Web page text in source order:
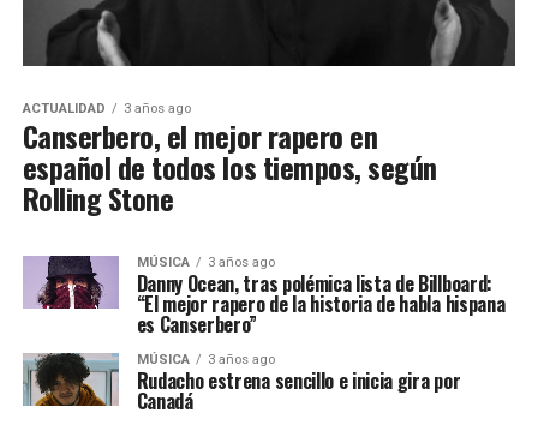
ACTUALIDAD 3 años ago
Canserbero, el mejor rapero en
español de todos los tiempos, según
Rolling Stone
MÚSICA 3 años ago
Danny Ocean, tras polémica lista de Billboard:
“El mejor rapero de la historia de habla hispana
es Canserbero”
MÚSICA 3 años ago
Rudacho estrena sencillo e inicia gira por
Canadá